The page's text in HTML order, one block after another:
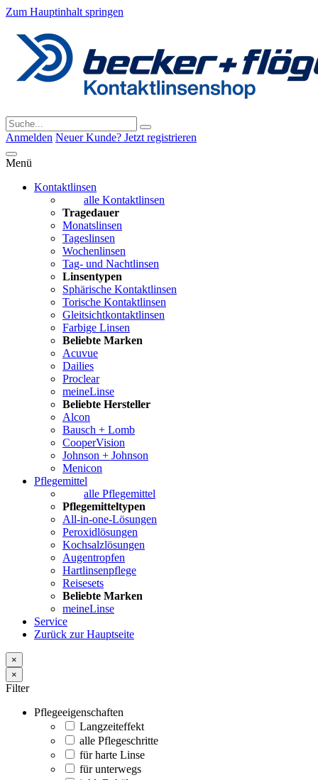
Zum Hauptinhalt springen
Anmelden Neuer Kunde? Jetzt registrieren
Menü
Kontaktlinsen
alle Kontaktlinsen
Tragedauer
Monatslinsen
Tageslinsen
Wochenlinsen
Tag- und Nachtlinsen
Linsentypen
Sphärische Kontaktlinsen
Torische Kontaktlinsen
Gleitsichtkontaktlinsen
Farbige Linsen
Beliebte Marken
Acuvue
Dailies
Proclear
meineLinse
Beliebte Hersteller
Alcon
Bausch + Lomb
CooperVision
Johnson + Johnson
Menicon
Pflegemittel
alle Pflegemittel
Pflegemitteltypen
All-in-one-Lösungen
Peroxidlösungen
Kochsalzlösungen
Augentropfen
Hartlinsenpflege
Reisesets
Beliebte Marken
meineLinse
Service
Zurück zur Hauptseite
×
×
Filter
Pflegeeigenschaften
Langzeiteffekt
alle Pflegeschritte
für harte Linse
für unterwegs